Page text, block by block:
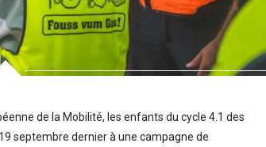
de la Mobilité, les enfants du cycle 4.1 des
septembre dernier à une campagne de